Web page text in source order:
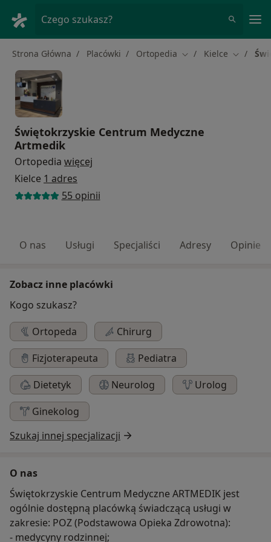
Czego szukasz?
Strona Główna Placówki Ortopedia Zmień miasto
Kielce Zmień
Świętokrzyskie Centrum Medyczne
Artmedik
Ortopedia więcej
Kielce 1 adres
55 opinii
O nas Usługi Specjaliści Adresy Opinie
Zobacz inne placówki
Kogo szukasz?
Ortopeda
Chirurg
Fizjoterapeuta
Pediatra
Dietetyk
Neurolog
Urolog
Ginekolog
Szukaj innej specjalizacji
O nas
Świętokrzyskie Centrum Medyczne ARTMEDIK jest
ogólnie dostępną placówką świadczącą usługi w
zakresie: POZ (Podstawowa Opieka Zdrowotna):
- medycyny rodzinnej;